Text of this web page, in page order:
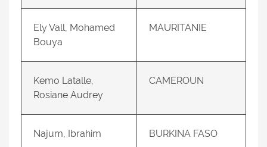
Ely Vall, Mohamed
Bouya
MAURITANIE
Kemo Latalle,
Rosiane Audrey
CAMEROUN
Najum, Ibrahim BURKINA FASO